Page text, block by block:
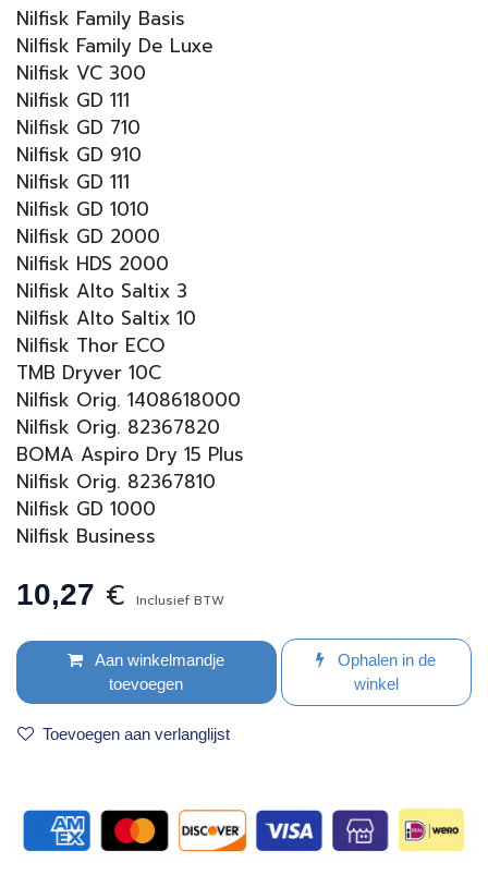
Nilfisk Family Basis
Nilfisk Family De Luxe
Nilfisk VC 300
Nilfisk GD 111
Nilfisk GD 710
Nilfisk GD 910
Nilfisk GD 111
Nilfisk GD 1010
Nilfisk GD 2000
Nilfisk HDS 2000
Nilfisk Alto Saltix 3
Nilfisk Alto Saltix 10
Nilfisk Thor ECO
TMB Dryver 10C
Nilfisk Orig. 1408618000
Nilfisk Orig. 82367820
BOMA Aspiro Dry 15 Plus
Nilfisk Orig. 82367810
Nilfisk GD 1000
Nilfisk Business
10,27 € Inclusief BTW
Aan winkelmandje
toevoegen
Ophalen in de
winkel
Toevoegen aan verlanglijst